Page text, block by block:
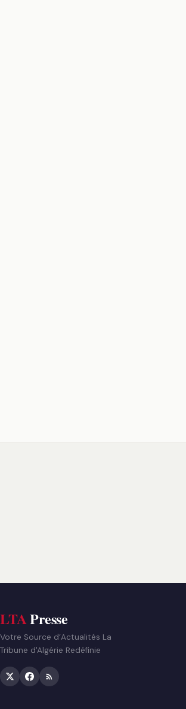
LTAPresse
Votre Source d’Actualités La
Tribune d'Algérie Redéfinie